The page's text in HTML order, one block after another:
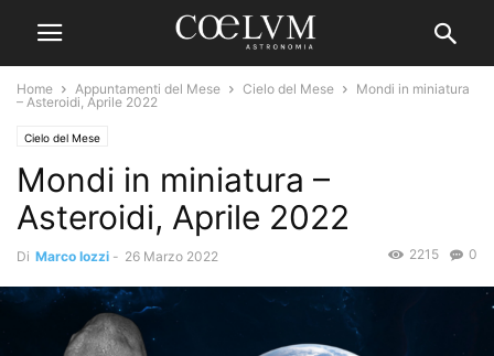
Home Appuntamenti del Mese Cielo del Mese
Mondi in miniatura
– Asteroidi, Aprile 2022
Cielo del Mese
Mondi in miniatura –
Asteroidi, Aprile 2022
Di Marco Iozzi - 26 Marzo 2022 0
2215